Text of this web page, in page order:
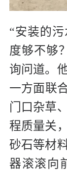
“安装的
度够不够
询问道。
一方面联
门口杂草
程质量关
砂石等材
器滚滚向